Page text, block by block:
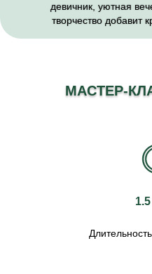
девичник, уютная
творчество добавит
МАСТЕР-